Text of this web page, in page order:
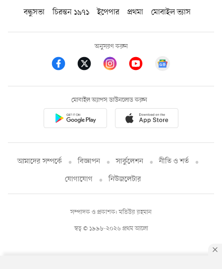
বন্ধুসভা
চিরন্তন ১৯৭১ ইপেপার প্রথমা মোবাইল ভ্যাস
অনুসরণ করুন
মোবাইল অ্যাপস ডাউনলোড করুন
আমাদের সম্পর্কে বিজ্ঞাপন সার্কুলেশন
নীতি ও শর্ত
যোগাযোগ
নিউজলেটার
স্বত্ব © ১৯৯৮-২০২৬ প্রথম আলো
সম্পাদক ও প্রকাশক: মতিউর রহমান